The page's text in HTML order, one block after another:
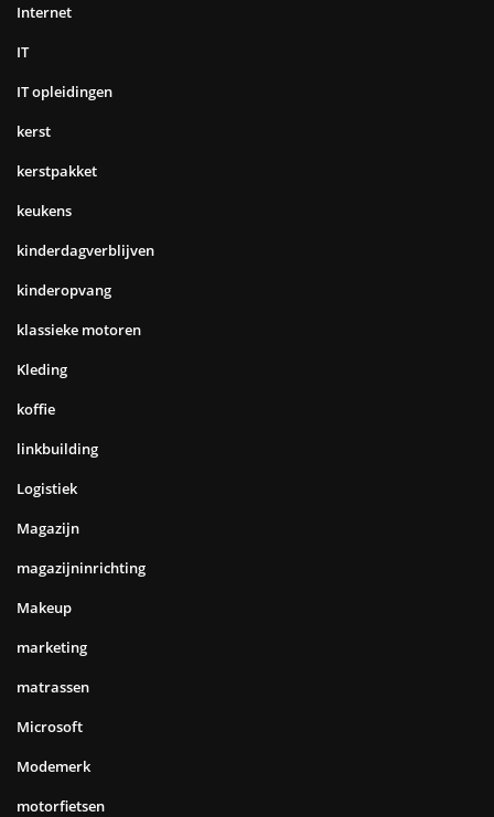
Internet
IT
IT opleidingen
kerst
kerstpakket
keukens
kinderdagverblijven
kinderopvang
klassieke motoren
Kleding
koffie
linkbuilding
Logistiek
Magazijn
magazijninrichting
Makeup
marketing
matrassen
Microsoft
Modemerk
motorfietsen